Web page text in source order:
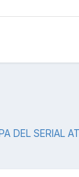
DEL SERIAL